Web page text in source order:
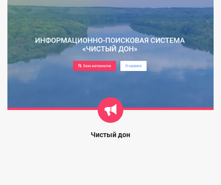
Чистый дон